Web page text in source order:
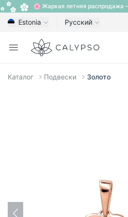
🌸 Жаркая летняя распродажа
Estonia Русский
Open menu
Calypso
Каталог Подвески Золото